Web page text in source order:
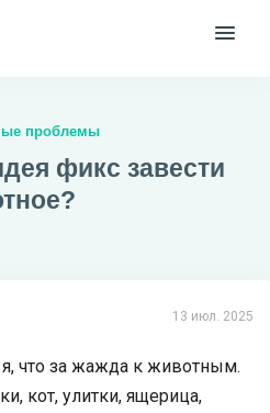
проблемы
фикс завести
13 июл. 2025
я, что за жажда к животным.
кот, улитки, ящерица,